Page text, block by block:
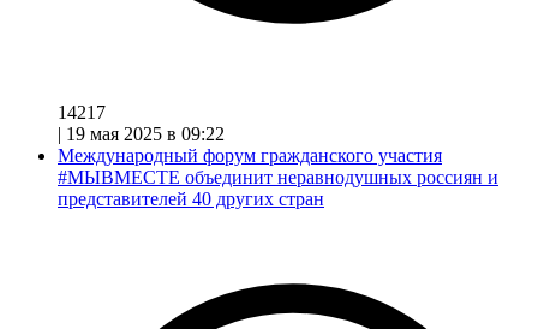
14217
| 19 мая 2025 в 09:22
Международный форум гражданского участия
#МЫВМЕСТЕ объединит неравнодушных россиян и
представителей 40 других стран